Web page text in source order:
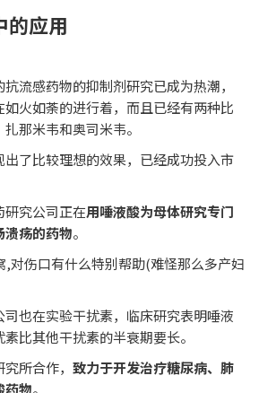
的应用
流感药物的抑制剂研究已成为热潮，
火如荼的进行着，而且已经有两种比
那米韦和奥司米韦。
了比较理想的效果，已经成功投入市
研究公司正在用唾液酸为母体研究专门
溃疡的药物。
也在实验干扰素，临床研究表明唾液
比其他干扰素的半衰期要长。
所合作， 致力于开发治疗糖尿病、肺